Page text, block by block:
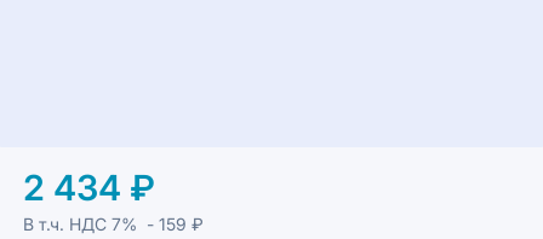
2 434 ₽
В т.ч. НДС7% - 159 ₽